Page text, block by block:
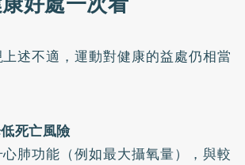
述不適，運動對健康的益處仍相當
死亡風險
肺功能（例如最大攝氧量），與較